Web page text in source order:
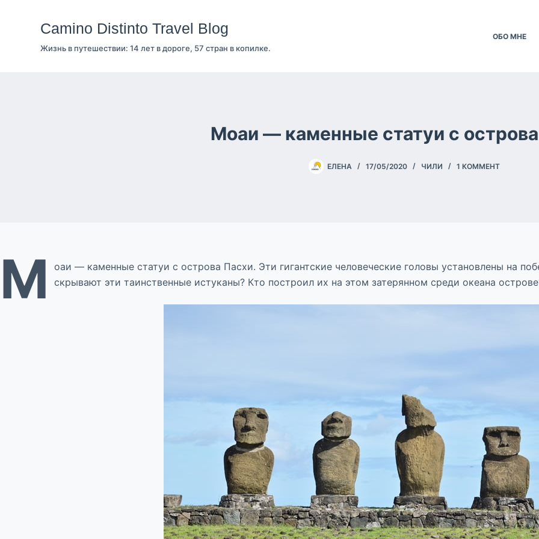
Camino Distinto Travel Blog
Жизнь в путешествии: 14 лет в дороге, 57 стран в копилке.
ОБО МНЕ
Моаи — каменные статуи с
ЕЛЕНА 17/05/2020 ЧИЛИ 1 КОММЕНТ
М
оаи — каменные статуи с острова Пасхи. Эти гигантские человеческие головы установлены на
скрывают эти таинственные истуканы? Кто построил их на этом затерянном среди океана